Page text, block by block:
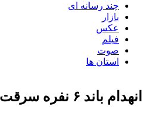
چند رسانه ای
بازار
عکس
فیلم
صوت
استان ها
انهدام باند ۶ نفره سرقت مسلحانه /کشف ۲۵ میلیارد ریال اموال مسروقه